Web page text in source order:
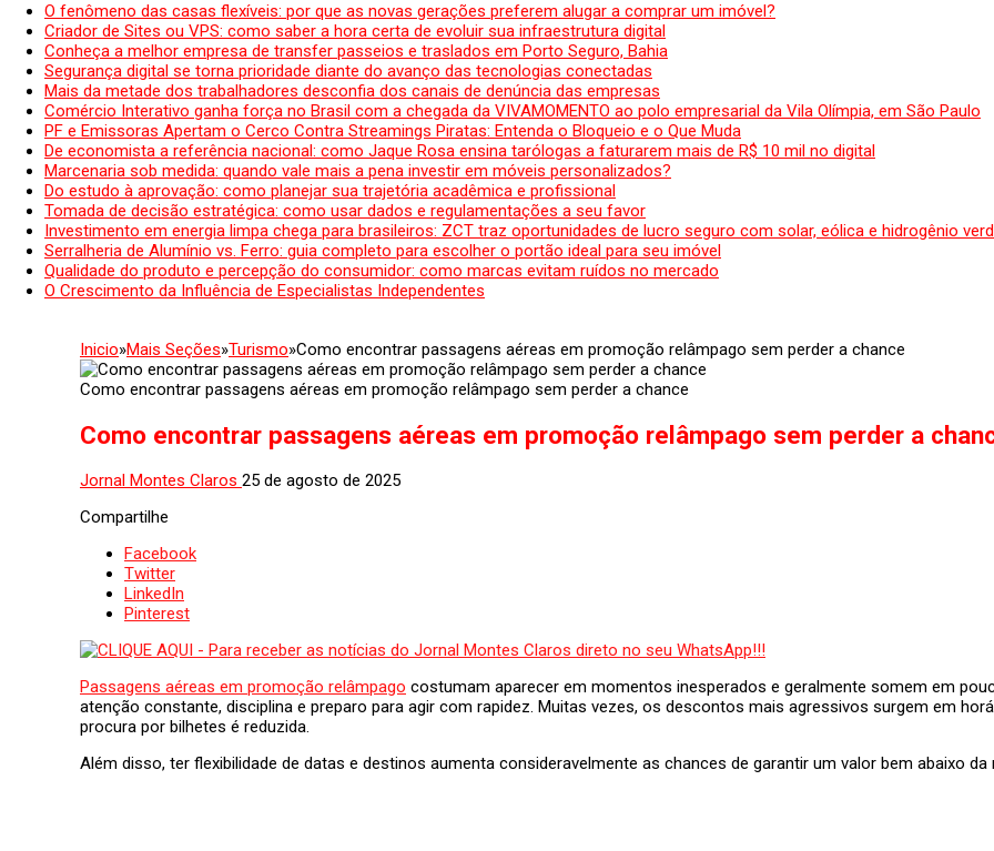
O fenômeno das casas flexíveis: por que as novas gerações preferem alugar a comprar um imóvel?
Criador de Sites ou VPS: como saber a hora certa de evoluir sua infraestrutura digital
Conheça a melhor empresa de transfer passeios e traslados em Porto Seguro, Bahia
Segurança digital se torna prioridade diante do avanço das tecnologias conectadas
Mais da metade dos trabalhadores desconfia dos canais de denúncia das empresas
Comércio Interativo ganha força no Brasil com a chegada da VIVAMOMENTO ao polo empresarial da Vila Olímpia, em São Paulo
PF e Emissoras Apertam o Cerco Contra Streamings Piratas: Entenda o Bloqueio e o Que Muda
De economista a referência nacional: como Jaque Rosa ensina tarólogas a faturarem mais de R$ 10 mil no digital
Marcenaria sob medida: quando vale mais a pena investir em móveis personalizados?
Do estudo à aprovação: como planejar sua trajetória acadêmica e profissional
Tomada de decisão estratégica: como usar dados e regulamentações a seu favor
Investimento em energia limpa chega para brasileiros: ZCT traz oportunidades de lucro seguro com solar, eólica e hidrogênio
Serralheria de Alumínio vs. Ferro: guia completo para escolher o portão ideal para seu imóvel
Qualidade do produto e percepção do consumidor: como marcas evitam ruídos no mercado
O Crescimento da Influência de Especialistas Independentes
Inicio»Mais Seções»Turismo»Como encontrar passagens aéreas em promoção relâmpago sem perder a chance
Como encontrar passagens aéreas em promoção relâmpago sem perder a chance
Como encontrar passagens aéreas em promoção relâmpago sem perder a
Jornal Montes Claros 25 de agosto de 2025
Compartilhe
Facebook
Twitter
LinkedIn
Pinterest
Passagens aéreas em promoção relâmpago costumam aparecer em momentos inesperados e geralmente somem em
atenção constante, disciplina e preparo para agir com rapidez. Muitas vezes, os descontos mais agressivos surgem em
procura por bilhetes é reduzida.
Além disso, ter flexibilidade de datas e destinos aumenta consideravelmente as chances de garantir um valor bem abaixo da